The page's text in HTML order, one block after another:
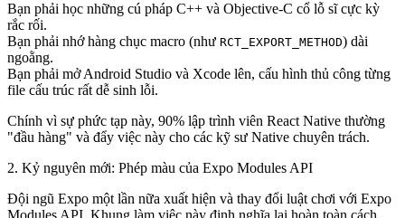
Bạn phải học những cú pháp C++ và Objective-C cổ lỗ sĩ cực kỳ
rắc rối.
Bạn phải nhớ hàng chục macro (như RCT_EXPORT_METHOD) dài
ngoằng.
Bạn phải mở Android Studio và Xcode lên, cấu hình thủ công từng
file cấu trúc rất dễ sinh lỗi.
Chính vì sự phức tạp này, 90% lập trình viên React Native thường
"đầu hàng" và đẩy việc này cho các kỹ sư Native chuyên trách.
2. Kỷ nguyên mới: Phép màu của Expo Modules API
Đội ngũ Expo một lần nữa xuất hiện và thay đổi luật chơi với Expo